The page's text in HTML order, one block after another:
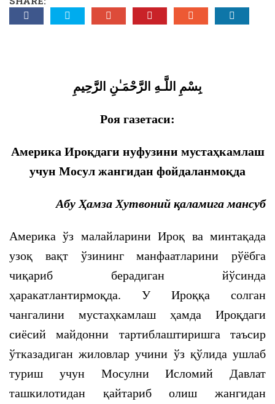
بِسْمِ اللَّـهِ الرَّحْمَـٰنِ الرَّحِيمِ
Роя газетаси:
Америка Ироқдаги нуфузини мустаҳкамлаш
учун Мосул жангидан фойдаланмоқда
Абу Ҳамза Хутвоний қаламига мансуб
Америка ўз малайларини Ироқ ва минтақада
узоқ вақт ўзининг манфаатларини рўёбга
чиқариб берадиган йўсинда
ҳаракатлантирмоқда. У Ироққа солган
чангалини мустаҳкамлаш ҳамда Ироқдаги
сиёсий майдонни тартиблаштиришга таъсир
ўтказадиган жиловлар учини ўз қўлида ушлаб
туриш учун Мосулни Исломий Давлат
ташкилотидан қайтариб олиш жангидан